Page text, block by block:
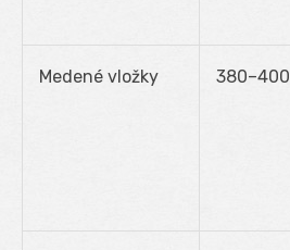
Medené vložky 380–400